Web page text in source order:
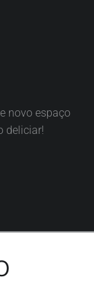
novo espaço
deliciar!